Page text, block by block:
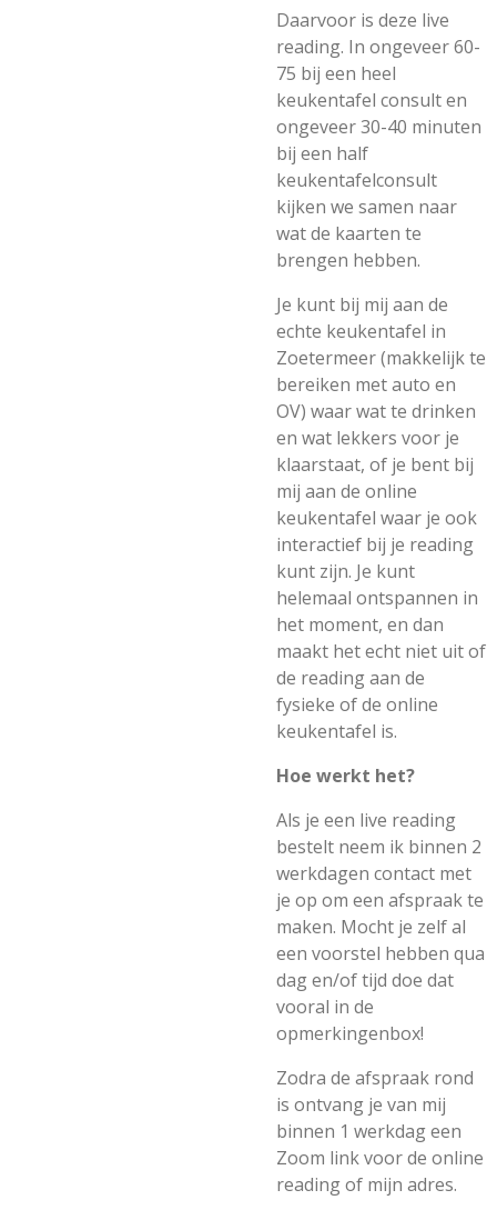
Daarvoor is deze live
reading. In ongeveer 60-
75 bij een heel
keukentafel consult en
ongeveer 30-40 minuten
bij een half
keukentafelconsult
kijken we samen naar
wat de kaarten te
brengen hebben.
Je kunt bij mij aan de
echte keukentafel in
Zoetermeer (makkelijk te
bereiken met auto en
OV) waar wat te drinken
en wat lekkers voor je
klaarstaat, of je bent bij
mij aan de online
keukentafel waar je ook
interactief bij je reading
kunt zijn. Je kunt
helemaal ontspannen in
het moment, en dan
maakt het echt niet uit of
de reading aan de
fysieke of de online
keukentafel is.
Hoe werkt het?
Als je een live reading
bestelt neem ik binnen 2
werkdagen contact met
je op om een afspraak te
maken. Mocht je zelf al
een voorstel hebben qua
dag en/of tijd doe dat
vooral in de
opmerkingenbox!
Zodra de afspraak rond
is ontvang je van mij
binnen 1 werkdag een
Zoom link voor de online
reading of mijn adres.